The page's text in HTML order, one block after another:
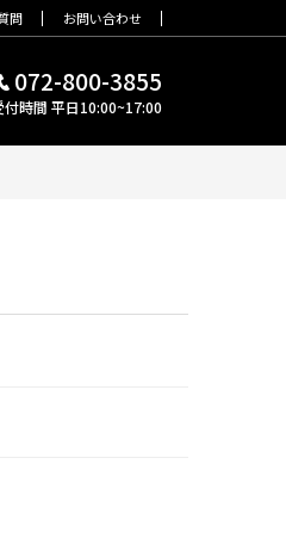
問 お問い合わせ
072-800-3855
付時間 平日10:00~17:00